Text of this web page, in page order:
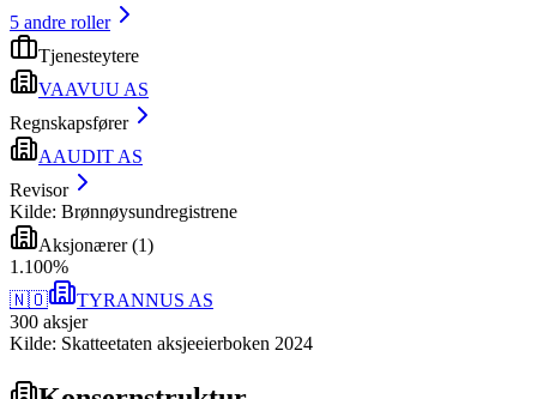
5 andre roller
Tjenesteytere
VAAVUU AS
Regnskapsfører
AAUDIT AS
Revisor
Kilde: Brønnøysundregistrene
Aksjonærer(1)
1 .100%
🇳🇴
TYRANNUS AS
300 aksjer
Kilde: Skatteetaten aksjeeierboken 2024